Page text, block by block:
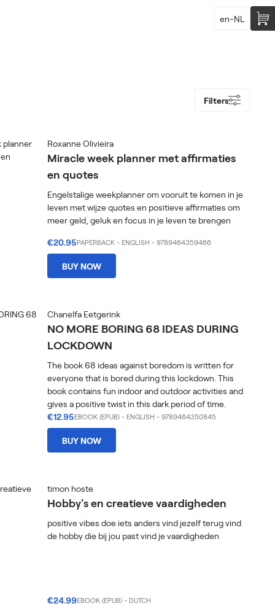
en-NL
Filters
Roxanne Olivieira
Miracle week planner met affirmaties
en quotes
Engelstalige weekplanner om vooruit te komen in je
leven met wijze quotes en positieve affirmaties om
meer geld, geluk en focus in je leven te brengen
€20.95PAPERBACK - ENGLISH - 9789464359466
BUY NOW
Chanelfa Eetgerink
NO MORE BORING 68 IDEAS DURING
LOCKDOWN
The book 68 ideas against boredom is written for
everyone that is bored during this lockdown. This
book contains fun indoor and outdoor activities and
gives a positive twist in this dark period of time.
€12.95EBOOK (EPUB) - ENGLISH - 9789464350845
BUY NOW
timon hoste
Hobby's en creatieve vaardigheden
positive vibes doe iets anders vind jezelf terug vind
de hobby die bij jou past vind je vaardigheden
€24.99EBOOK (EPUB) - DUTCH